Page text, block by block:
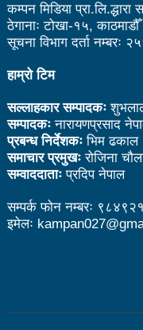
संविधानसभाबाट
प्रचण्ड
बोगटीको स्मृतिमा
पब्लिक स्पिच नेपालको
संविधानको रक्षा र
प्रचण्ड
माओवादीमा
आयोगको बैठक सकियो
कम्पन मिडिया प्रा.लि.द्धारा
ठेगानाः टोखा-१५, काठमाडौँ
सूचना विभाग दर्ता नम्बरः
हाम्रो टिम
सल्लाहकार सम्पादकः
सम्पादकःनारायणप्रसाद
प्रबन्ध निर्देशकःभिम ढकाल
समाचार प्रमुखःरोजिना
सम्वाददाताःप्रदिप नेपाल
सम्पर्क फोन नम्बरः
इमेलः